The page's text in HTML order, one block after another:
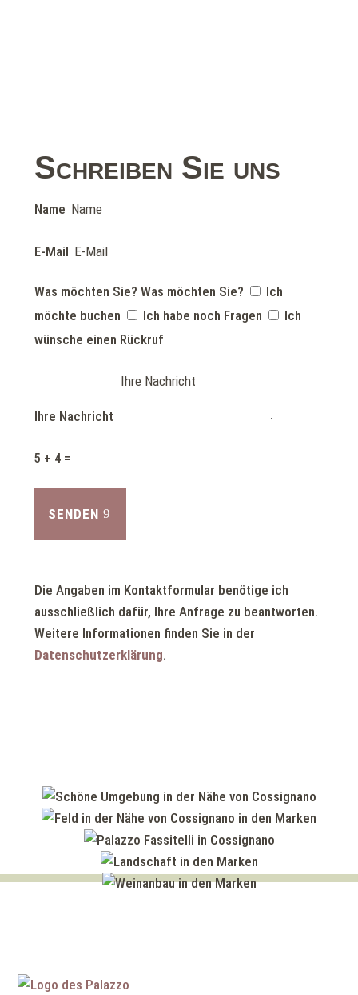
Schreiben Sie uns
Name
E-Mail
Was möchten Sie? Was möchten Sie?
Ich
möchte buchen
Ich habe noch Fragen
Ich
wünsche einen Rückruf
Ihre Nachricht
5 + 4=
SENDEN
Die Angaben im Kontaktformular benötige ich
ausschließlich dafür, Ihre Anfrage zu beantworten.
Weitere Informationen finden Sie in der
Datenschutzerklärung.